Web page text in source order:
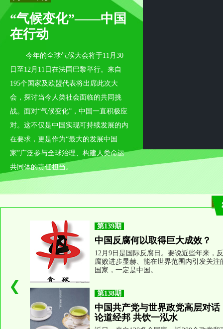
“气候变化”——中国
在行动
今年的全球气候大会将于11月30
日至12月11日在法国巴黎举行。来自
195个国家及欧盟代表将出席此次大
会，探讨当今人类社会面临的共同挑
战。面对“气候变化”，中国一直积极应
对。这不仅是中国实现可持续发展的内
在要求，更是作为“最大的发展中国
家”广泛参与全球治理、构建人类命运
共同体的责任担当。